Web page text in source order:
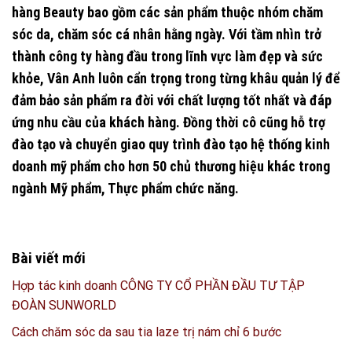
hàng Beauty bao gồm các sản phẩm thuộc nhóm chăm
sóc da, chăm sóc cá nhân hằng ngày. Với tầm nhìn trở
thành công ty hàng đầu trong lĩnh vực làm đẹp và sức
khỏe, Vân Anh luôn cẩn trọng trong từng khâu quản lý để
đảm bảo sản phẩm ra đời với chất lượng tốt nhất và đáp
ứng nhu cầu của khách hàng. Đồng thời cô cũng hỗ trợ
đào tạo và chuyển giao quy trình đào tạo hệ thống kinh
doanh mỹ phẩm cho hơn 50 chủ thương hiệu khác trong
ngành Mỹ phẩm, Thực phẩm chức năng.
Bài viết mới
Hợp tác kinh doanh CÔNG TY CỔ PHẦN ĐẦU TƯ TẬP
ĐOÀN SUNWORLD
Cách chăm sóc da sau tia laze trị nám chỉ 6 bước